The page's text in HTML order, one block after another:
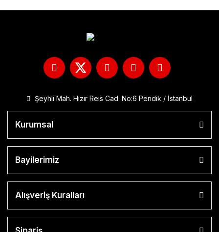
Şeyhli Mah. Hızır Reis Cad. No:6 Pendik / İstanbul
Kurumsal
Bayilerimiz
Alışveriş Kuralları